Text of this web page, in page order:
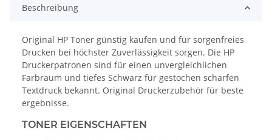
Beschreibung
Original HP Toner günstig kaufen und für sorgenfreies
Drucken bei höchster Zuverlässigkeit sorgen. Die HP
Druckerpatronen sind für einen unvergleichlichen
Farbraum und tiefes Schwarz für gestochen scharfen
Textdruck bekannt. Original Druckerzubehör für beste
ergebnisse.
TONER EIGENSCHAFTEN